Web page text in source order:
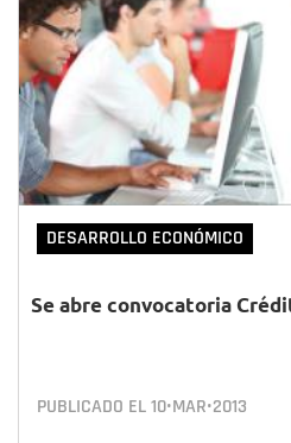
DESARROLLO ECONÓMICO
Se abre convocatoria
PUBLICADO EL10•MAR•2013